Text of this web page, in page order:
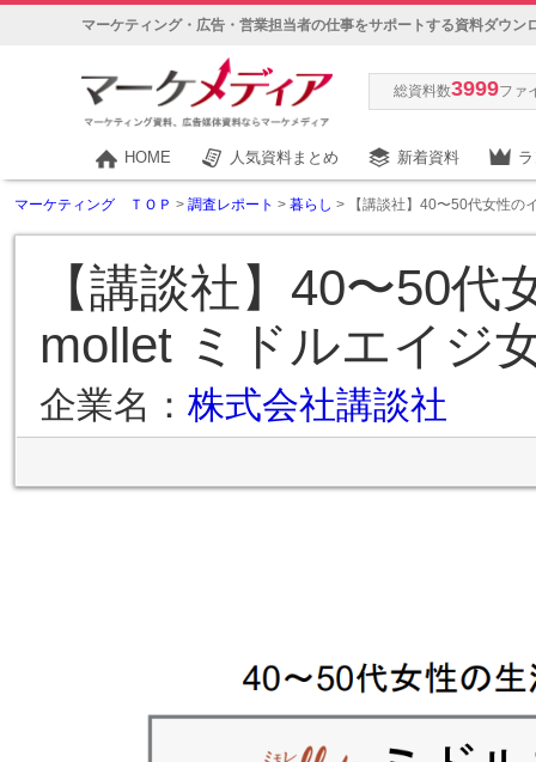
マーケティング・広告・営業担当者の仕事をサポートする資料ダウン
総資料数3999ファ
HOME 人気資料まとめ 新着資料
マーケティング ＴＯＰ > 調査レポート > 暮らし > 【講談社】40〜50代女性の
【講談社】40〜50
mollet ミドルエイジ
企業名： 株式会社講談社